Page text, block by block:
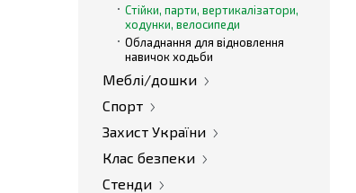
Стійки, парти, вертикалізатори,
ходунки, велосипеди
Обладнання для відновлення
навичок ходьби
Меблі/дошки
Спорт
Захист України
Клас безпеки
Стенди